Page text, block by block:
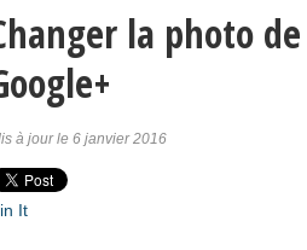
la photo
à jour le 6 janvier 2016
It